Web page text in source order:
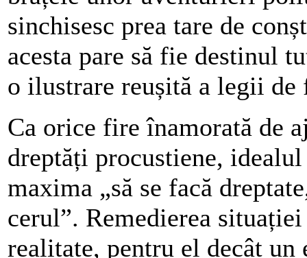
sinchisesc prea tare de
acesta pare să fie destinul
o ilustrare reușită a legii
Ca orice fire înamorată de
dreptăți procustiene,
maxima „să se facă
cerul”. Remedierea
realitate, pentru el decât un